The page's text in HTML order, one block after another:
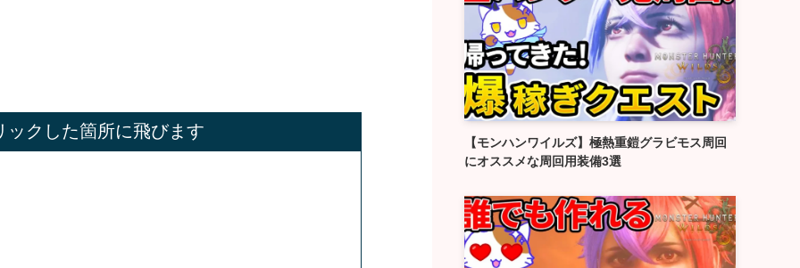
クした箇所に飛びます
【モンハンワイルズ】極熱重鎧グラビモス周回
にオススメな周回用装備3選